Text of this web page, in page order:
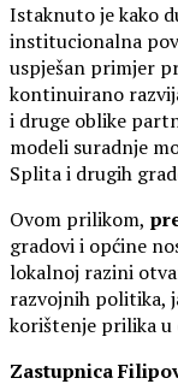
Istaknuto je kako
institucionalna
uspješan primjer
kontinuirano
i druge oblike
modeli suradnje
Splita i drugih
Ovom prilikom,
gradovi i općine
lokalnoj razini
razvojnih politika,
korištenje prilika u
Zastupnica